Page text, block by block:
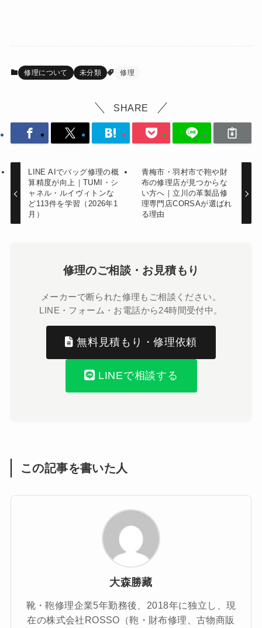
修理について 未分類 修理
SHARE
LINE AIでバッグ修理の概
算精度が向上｜TUMI・シ
ャネル・ルイヴィトンな
ど113件を学習（2026年1
月）
青梅市・羽村市で鞄や財
布の修理店が見つからな
い方へ｜立川の革製品修
理専門店CORSAが選ばれ
る理由
修理のご相談・お見積もり
メーカーで断られた修理もご相談ください。
LINE・フォーム・お電話から24時間受付中。
無料見積もり・修理依頼
LINEで相談する
この記事を書いた人
大森勝藏
靴・鞄修理企業5年勤務後、2018年に独立し、現
在の株式会社ROSSO（鞄・財布修理、古物商販